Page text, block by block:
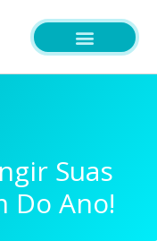
Suas
Do Ano!